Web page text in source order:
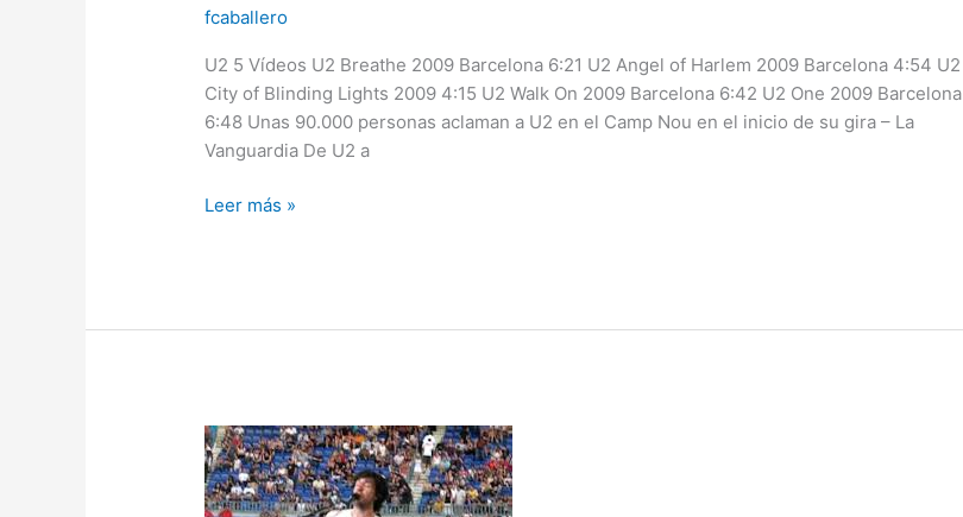
fcaballero
U2 5 Vídeos U2 Breathe 2009 Barcelona 6:21 U2 Angel of Harlem 2009 Barcelona 4:54 U2
City of Blinding Lights 2009 4:15 U2 Walk On 2009 Barcelona 6:42 U2 One 2009 Barcelona
6:48 Unas 90.000 personas aclaman a U2 en el Camp Nou en el inicio de su gira – La
Vanguardia De U2 a
Leer más »
SNOW
PATROL